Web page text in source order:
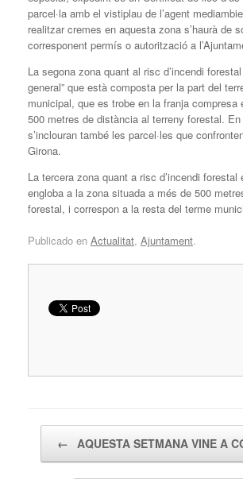
parcel·la amb el vistiplau de l’agent
realitzar cremes en aquesta zona s’haurà de
corresponent permís o autorització a
La segona zona quant al risc d’incendi
general” que està composta per la part del
municipal, que es trobe en la franja compresa
500 metres de distància al terreny forestal.
s’inclouran també les parcel·les que
Girona.
La tercera zona quant a risc d’incendi forestal
engloba a la zona situada a més de 500
forestal, i correspon a la resta del terme
Publicado en Actualitat, Ajuntament.
← AQUESTA SETMANA VINE A